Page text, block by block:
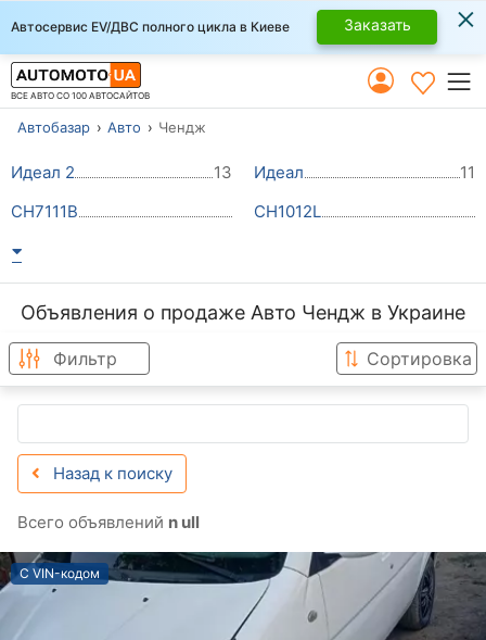
Автосервис EV/ДВС полного цикла в Киеве Заказать ×
ВСЕ АВТО СО 100 АВТОСАЙТОВ
Автобазар Авто Чендж
Идеал 2 13 Идеал
11
CH7111B
CH1012L
Объявления о продаже Авто Чендж в Украине
Фильтр Сортировка
Назад к поиску
Всего объявлений n ull
С VIN-кодом